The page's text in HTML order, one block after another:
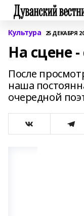
Культура 25 ДЕКАБРЯ
На сцене -
После
наша
очередной